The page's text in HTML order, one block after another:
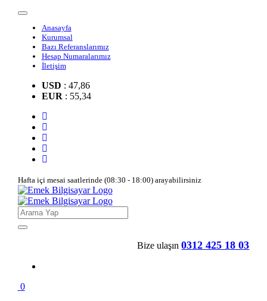
Anasayfa
Kurumsal
Bazı Referanslarımız
Hesap Numaralarımız
İletişim
USD : 47,86
EUR : 55,34
Hafta içi mesai saatlerinde (08:30 - 18:00) arayabilirsiniz
Bize ulaşın 0312 425 18 03
0